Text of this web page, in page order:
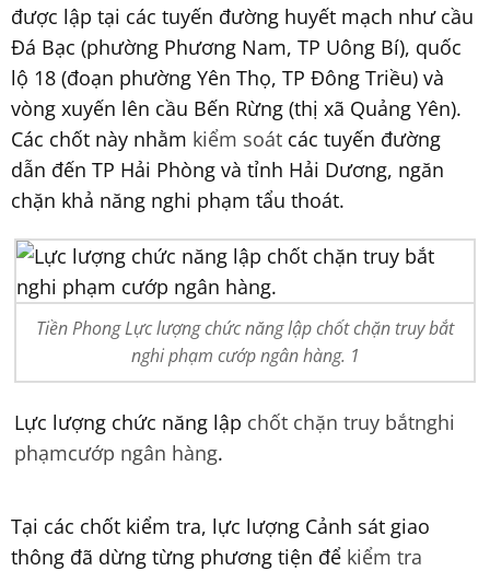
được lập tại các tuyến đường huyết mạch như cầu
Đá Bạc (phường Phương Nam, TP Uông Bí), quốc
lộ 18 (đoạn phường Yên Thọ, TP Đông Triều) và
vòng xuyến lên cầu Bến Rừng (thị xã Quảng Yên).
Các chốt này nhằm kiểm soát các tuyến đường
dẫn đến TP Hải Phòng và tỉnh Hải Dương, ngăn
chặn khả năng nghi phạm tẩu thoát.
Tiền Phong Lực lượng chức năng lập chốt chặn truy bắt
nghi phạm cướp ngân hàng. 1
Lực lượng chức năng lập chốt chặn truy bắtnghi
phạmcướp ngân hàng.
Tại các chốt kiểm tra, lực lượng Cảnh sát giao
thông đã dừng từng phương tiện để kiểm tra